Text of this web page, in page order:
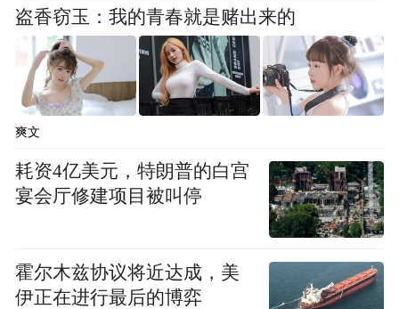
盗香窃玉：我的青春就是赌出来的
爽文
耗资4亿美元，特朗普的白宫
宴会厅修建项目被叫停
霍尔木兹协议将近达成，美
伊正在进行最后的博弈